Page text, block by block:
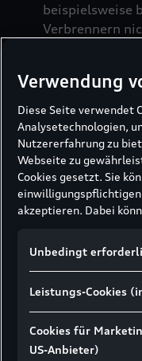
beispielsweise
Verbrennern
bedeuten
damit
Für
Standardumfang
Verwendung
Diese Seite verwendet
Analysetechnologien,
Nutzererfahrung zu
Webseite zu
Cookies gesetzt. Sie
akzeptieren. Dabei
Formularabsendung)
übermittelt werden,
Werbung an Ihre
Hinweis gemäß Art.
Datenübermittlung:
Leistungstechnologien
Unbedingt
Leistungs-Cookies
Cookies für
US-Anbieter)